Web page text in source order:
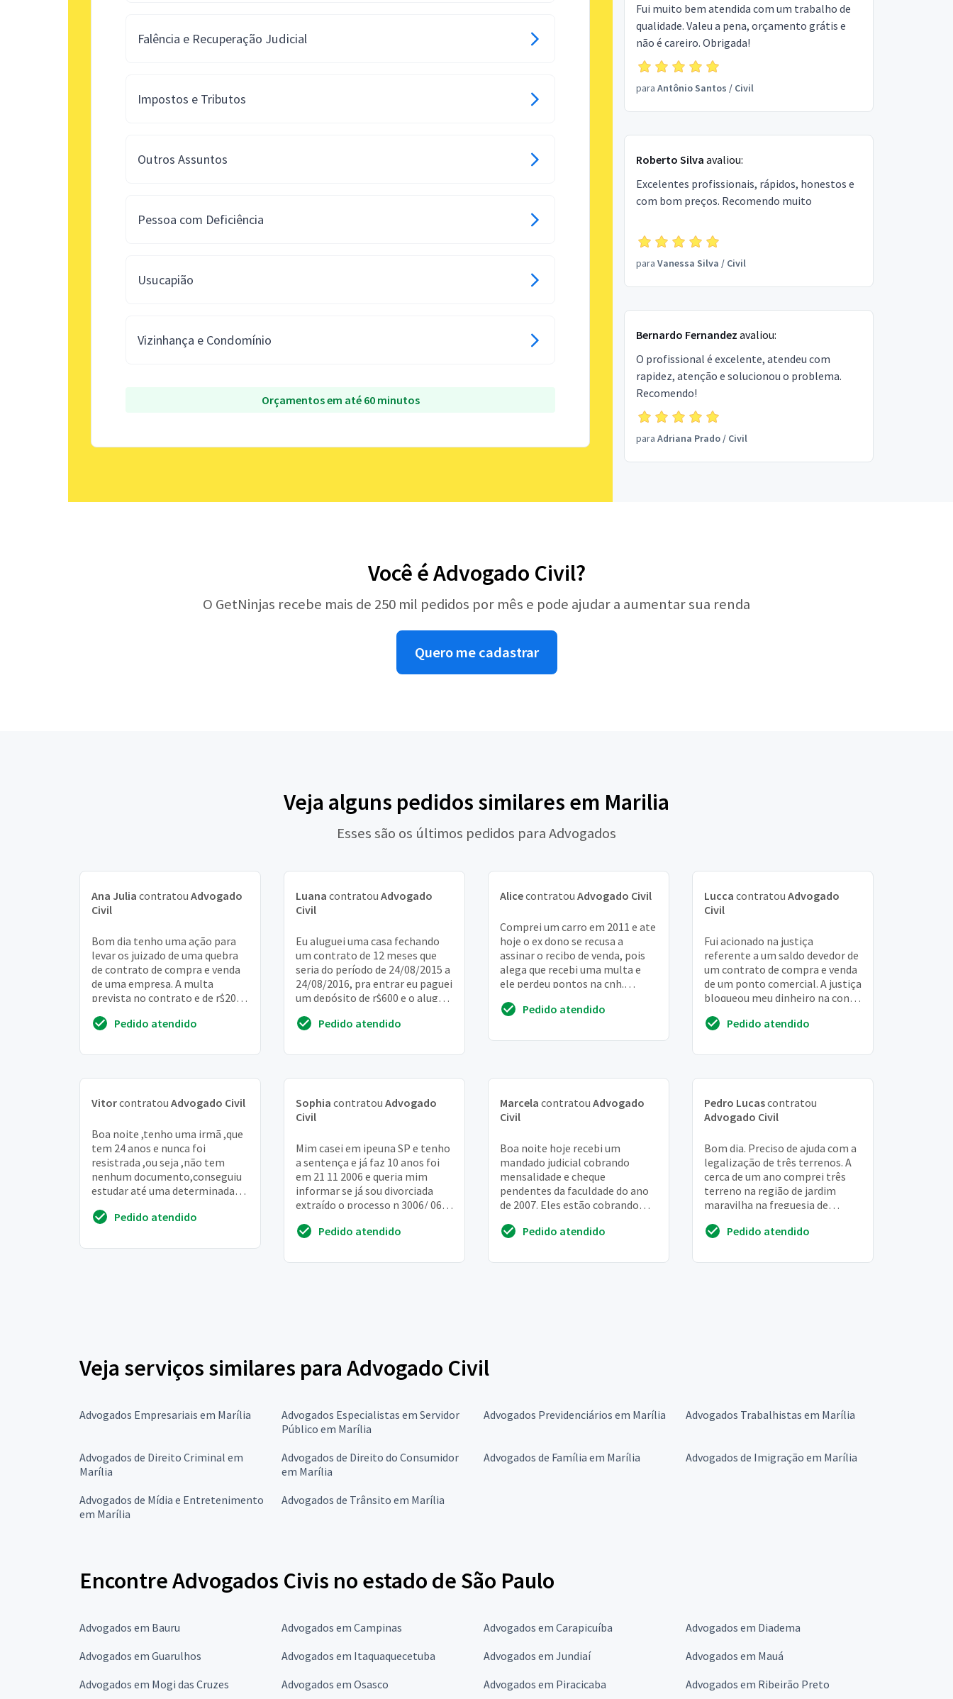
Falência e Recuperação Judicial
Impostos e Tributos
Outros Assuntos
Pessoa com Deficiência
Usucapião
Vizinhança e Condomínio
Orçamentos em até 60 minutos
Fui muito bem atendida com um trabalho de
qualidade. Valeu a pena, orçamento grátis e
não é careiro. Obrigada!
para Antônio Santos / Civil
Roberto Silva avaliou:
Excelentes profissionais, rápidos, honestos e
com bom preços. Recomendo muito
para Vanessa Silva / Civil
Bernardo Fernandez avaliou:
O profissional é excelente, atendeu com
rapidez, atenção e solucionou o problema.
Recomendo!
para Adriana Prado/ Civil
Você é Advogado Civil?
O GetNinjas recebe mais de 250 mil pedidos por mês e pode ajudar a aumentar sua renda
Quero me cadastrar
Veja alguns pedidos similares em Marilia
Esses são os últimos pedidos para Advogados
Ana Julia contratou Advogado
Civil
Bom dia tenho uma ação para
levar os juizado de uma quebra
de contrato de compra e venda
de uma empresa. A multa
prevista no contrato e de r$20.
Quero executar...
Pedido atendido
Luana contratou Advogado
Civil
Eu aluguei uma casa fechando
um contrato de 12 meses que
seria do período de 24/08/2015 a
24/08/2016, pra entrar eu paguei
um depósito de r$600 e o aluguel
valor...Pedido atendido
Alicecontratou Advogado Civil
Comprei um carro em 2011 e ate
hoje o ex dono se recusa a
assinar o recibo de venda, pois
alega que recebi uma multa e
ele perdeu pontos na cnh.
servico ju...
Pedido atendido
Lucca contratou Advogado
Civil
Fui acionado na justiça
referente a um saldo devedor de
um contrato de compra e venda
de um ponto comercial. A justiça
bloqueou meu dinheiro na conta
porém pr...
Pedido atendido
Vitorcontratou Advogado Civil
Boa noite ,tenho uma irmã ,que
tem 24 anos e nunca foi
resistrada ,ou seja ,não tem
nenhum documento,conseguiu
estudar até uma determinada
não ter seus d...
Pedido atendido
Sophia contratou Advogado
Civil
Mim casei em ipeuna SP e tenho
a sentença e já faz 10 anos foi
em 21 11 2006 e queria mim
informar se já sou divorciada
extraído o processo n 3006/ 06
consensua...
Pedido atendido
Marcela contratou Advogado
Civil
Boa noite hoje recebi um
mandado judicial cobrando
mensalidade e cheque
pendentes da faculdade do ano
de 2007. Eles estão cobrando
fora das minhas condições. ...
Pedido atendido
Pedro Lucascontratou
Advogado Civil
Bom dia. Preciso de ajuda com a
legalização de três terrenos. A
cerca de um ano comprei três
terreno na região de jardim
maravilha na freguesia de
foram comprad...
Pedido atendido
Veja serviços similares para Advogado Civil
Advogados Empresariais em Marília
Advogados Especialistas em Servidor
Público em Marília
Advogados Previdenciários em Marília Advogados Trabalhistas em Marília
Advogados de Direito Criminal em
Marília
Advogados de Direito do Consumidor
em Marília
Advogados de Família em Marília Advogados de Imigração em Marília
Advogados de Mídia e Entretenimento
em Marília
Advogados de Trânsito em Marília
Encontre Advogados Civis no estado de São Paulo
Advogados em Bauru Advogados em Campinas Advogados em Carapicuíba
Advogados em Diadema
Advogados em Guarulhos
Advogados em Itaquaquecetuba Advogados em Jundiaí
Advogados em Mauá
Advogados em Mogi das Cruzes
Advogados em Osasco Advogados em Piracicaba Advogados em Ribeirão Preto